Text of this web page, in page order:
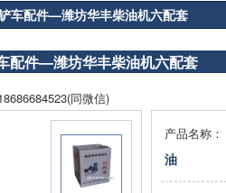
车配件—潍坊华丰柴油机六配套
配件—潍坊华丰柴油机六配套
同微信)
产品名称：
油